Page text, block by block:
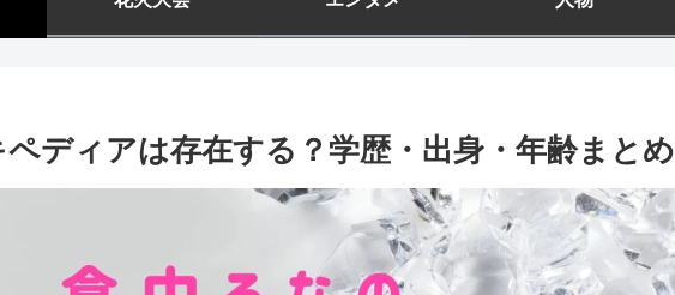
ディアは存在する？学歴・出身・年齢まとめ